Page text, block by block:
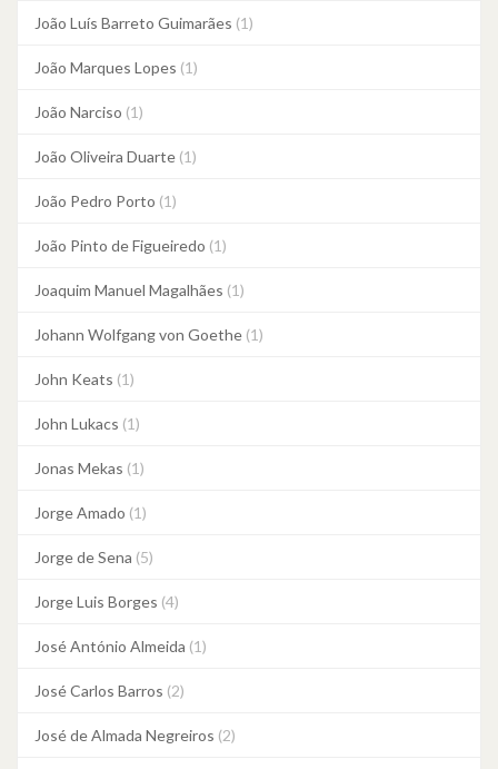
João Luís Barreto Guimarães (1)
João Marques Lopes (1)
João Narciso (1)
João Oliveira Duarte (1)
João Pedro Porto (1)
João Pinto de Figueiredo (1)
Joaquim Manuel Magalhães (1)
Johann Wolfgang von Goethe (1)
John Keats (1)
John Lukacs (1)
Jonas Mekas (1)
Jorge Amado (1)
Jorge de Sena (5)
Jorge Luis Borges (4)
José António Almeida (1)
José Carlos Barros (2)
José de Almada Negreiros (2)